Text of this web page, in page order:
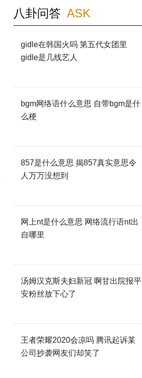
八卦问答 ASK
gidle在韩国火吗 第五代女团里
gidle是几线艺人
bgm网络语什么意思 自带bgm是什
么梗
857是什么意思 揭857真实意思令
人万万没想到
网上nt是什么意思 网络流行语nt出
自哪里
汤姆汉克斯夫妇新冠 啊甘出院报平
安粉丝放下心了
王者荣耀2020会凉吗 腾讯起诉某
公司抄袭网友们却笑了